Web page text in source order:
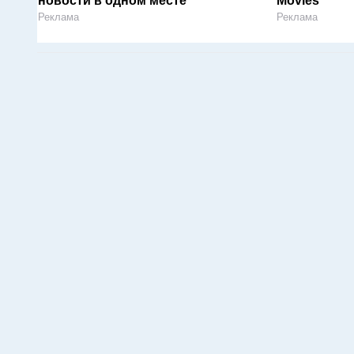
Реклама Реклама